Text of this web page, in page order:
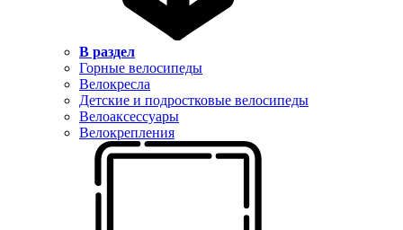
В раздел
Горные велосипеды
Велокресла
Детские и подростковые велосипеды
Велоаксессуары
Велокрепления